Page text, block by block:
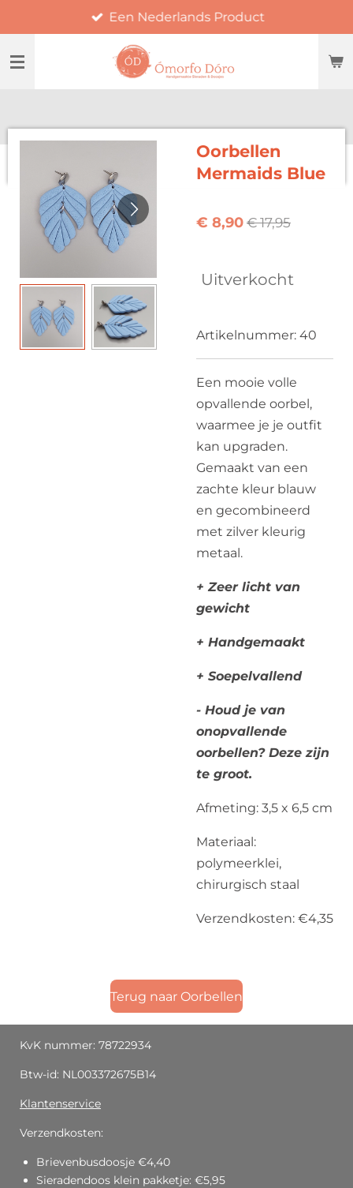
naar
Een Nederlands Product
Oorbellen
Mermaids Blue
€ 8,90€ 17,95
Uitverkocht
Artikelnummer: 40
Een mooie volle
opvallende oorbel,
waarmee je je outfit
kan upgraden.
Gemaakt van een
zachte kleur blauw
en gecombineerd
met zilver kleurig
metaal.
+ Zeer licht van
gewicht
+ Handgemaakt
+ Soepelvallend
- Houd je van
onopvallende
oorbellen? Deze zijn
te groot.
Afmeting: 3,5 x 6,5 cm
Materiaal:
polymeerklei,
chirurgisch staal
Verzendkosten: €4,35
Terug naar Oorbellen
KvK nummer: 78722934
Btw-id: NL003372675B14
Klantenservice
Verzendkosten:
Brievenbusdoosje €4,40
Sieradendoos klein pakketje: €5,95